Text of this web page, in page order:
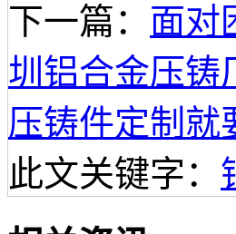
下一篇： 面对
圳铝合金压铸
压铸件定制就
此文关键字：